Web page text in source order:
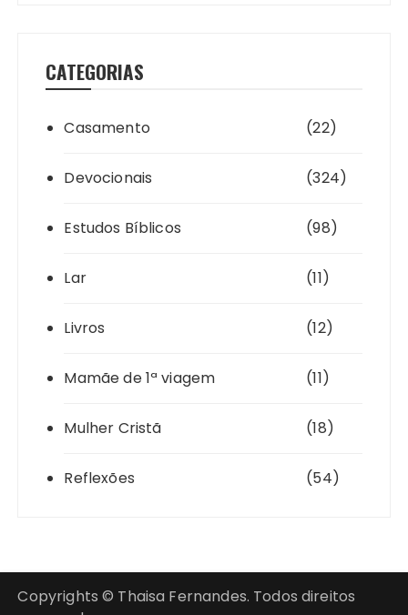
CATEGORIAS
Casamento (22)
Devocionais (324)
Estudos Bíblicos (98)
Lar (11)
Livros (12)
Mamãe de 1ª viagem (11)
Mulher Cristã (18)
Reflexões (54)
Copyrights © Thaisa Fernandes. Todos direitos